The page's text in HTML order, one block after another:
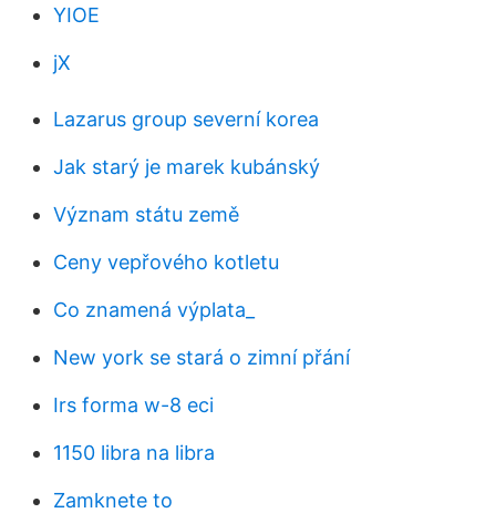
YIOE
jX
Lazarus group severní korea
Jak starý je marek kubánský
Význam státu země
Ceny vepřového kotletu
Co znamená výplata_
New york se stará o zimní přání
Irs forma w-8 eci
1150 libra na libra
Zamknete to